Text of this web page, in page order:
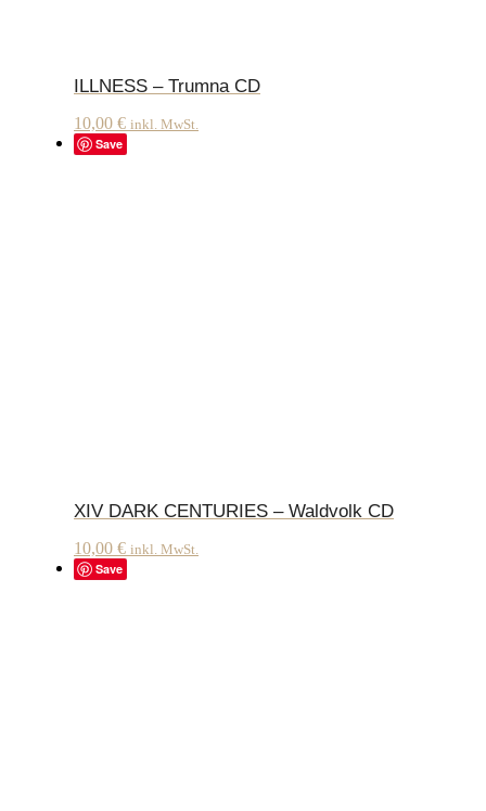
ILLNESS – Trumna CD
10,00 € inkl. MwSt.
Save
XIV DARK CENTURIES – Waldvolk CD
10,00 € inkl. MwSt.
Save